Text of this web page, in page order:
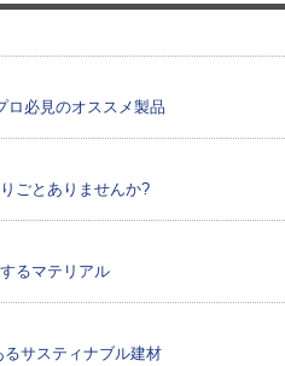
ロ必見のオススメ製品
ごとありませんか?
るマテリアル
るサスティナブル建材